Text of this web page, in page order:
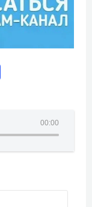
00:00